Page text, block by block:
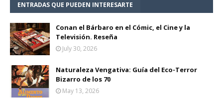
ENTRADAS QUE PUEDEN INTERESARTE
Conan el Bárbaro en el Cómic, el Cine y la
Televisión. Reseña
July 30, 2026
Naturaleza Vengativa: Guía del Eco-Terror
Bizarro de los 70
May 13, 2026